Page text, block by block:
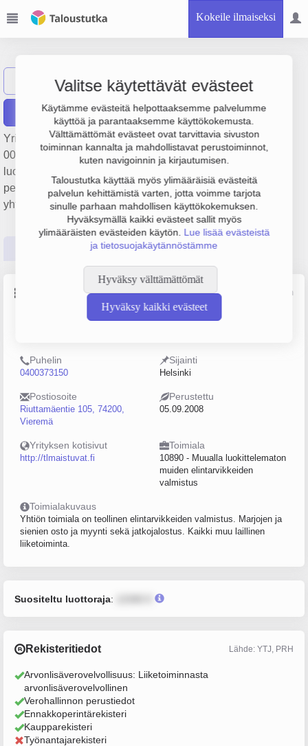
Kokeile ilmaiseksi
Valitse käytettävät evästeet
Käytämme evästeitä helpottaaksemme palvelumme
käyttöä ja parantaaksemme käyttökokemusta.
Välttämättömät evästeet ovat tarvittavia sivuston
toiminnan kannalta ja mahdollistavat perustoiminnot,
kuten navigoinnin ja kirjautumisen.
Taloustutka käyttää myös ylimääräisiä evästeitä
palvelun kehittämistä varten, jotta voimme tarjota
sinulle parhaan mahdollisen käyttökokemuksen.
Hyväksymällä kaikki evästeet sallit myös
ylimääräisten evästeiden käytön. Lue lisää evästeistä
ja tietosuojakäytännöstämme
Hyväksy välttämättömät
Hyväksy kaikki evästeet
Näytä haku T TL-Maistuvat Oy
Raportit
Yrityksen TL-Maistuvat Oy liikevaihto on 1.2 milj. €, tulos 63
000 € ja henkilöstömäärä 0. Sen päätoimiala on Muualla
luokittelematon muiden elintarvikkeiden valmistus,
perustamisvuosi 2008 ja sijainti Helsinki. Yrityksen
yhtiömuoto Osakeyhtiö (OY).
Tilinpäätösluvut Päättäjätiedot
Perustiedot Lähde: YTJ, PRH, Traficom
Henkilöstömäärä
Puhelin
0400373150
Sijainti
Helsinki
Postiosoite
Riuttamäentie 105, 74200,
Vieremä
Perustettu
05.09.2008
Yrityksen kotisivut
http://tlmaistuvat.fi
Toimiala
10890 - Muualla luokittelematon
muiden elintarvikkeiden
valmistus
Toimialakuvaus
Yhtiön toimiala on teollinen elintarvikkeiden valmistus. Marjojen ja
sienien osto ja myynti sekä jatkojalostus. Kaikki muu laillinen
liiketoiminta.
Suositeltu luottoraja:
Rekisteritiedot Lähde: YTJ, PRH
Arvonlisäverovelvollisuus: Liiketoiminnasta
arvonlisäverovelvollinen
Verohallinnon perustiedot
Ennakkoperintärekisteri
Kaupparekisteri
Työnantajarekisteri